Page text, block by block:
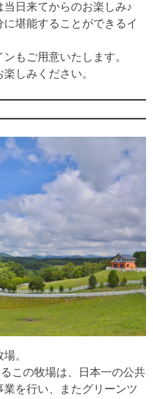
日来てからのお楽しみ♪
堪能することができるイ
もご用意いたします。
しみください。
。
この牧場は、日本一の公共
を行い、またグリーンツ